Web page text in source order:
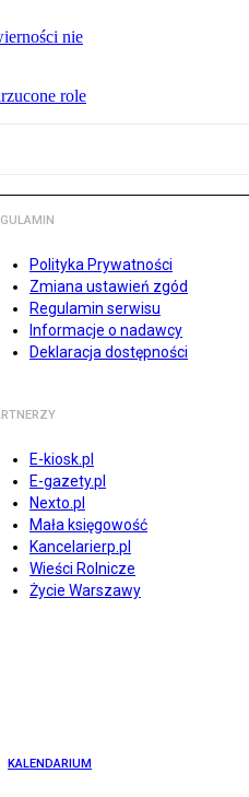
nie
role
Polityka Prywatności
Zmiana ustawień zgód
Regulamin serwisu
Informacje o nadawcy
Deklaracja dostępności
E-kiosk.pl
E-gazety.pl
Nexto.pl
Mała księgowość
Kancelarierp.pl
Wieści Rolnicze
Życie Warszawy
KALENDARIUM